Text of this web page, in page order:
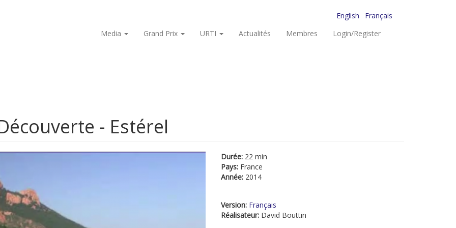
English
Français
Media
Grand Prix URTI Actualités Membres Login/Register
- Estérel
Durée: 22 min
Pays: France
Année: 2014
Version: Français
Réalisateur: David Bouttin